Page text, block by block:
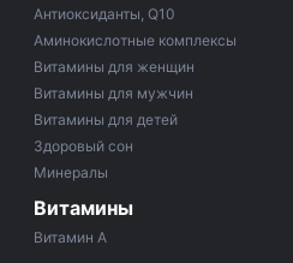
Антиоксиданты, Q10
Аминокислотные комплексы
Витамины для женщин
Витамины для мужчин
Витамины для детей
Здоровый сон
Минералы
Витамины
Витамин A